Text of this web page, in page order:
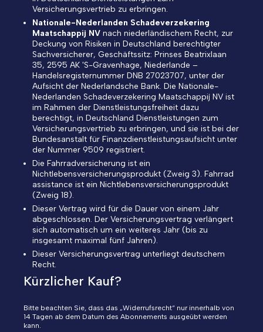
Versicherungsvertrieb zu erbringen.
Nationale-Nederlanden Schadeverzekering
Maatschappij NV nach niederländischem Recht, zur
Deckung von Risiken in Deutschland berechtigter
Sachversicherer, Geschäftssitz: Prinses Beatrixlaan
35, 2595 AK 'S-Gravenhage, Niederlande –
Handelsregisternummer DNB 27023707, unter der
Aufsicht der Nederlandsche Bank. Die Nationale-
Nederlanden Schadeverzekering Maatschappij NV ist
im Rahmen der Dienstleistungsfreiheit dazu
berechtigt, in Deutschland Dienstleistungen zum
Versicherungsvertrieb zu erbringen, und sie ist bei der
Bundesanstalt für Finanzdienstleistungsaufsicht unter
der Nummer 9509 registriert.
Die Fahrradversicherung ist ein
Nichtlebensversicherungsprodukt (Zweig 3). Fahrrad
assistance ist ein Nichtlebensversicherungsprodukt
(Zweig 18).
Dieser Vertrag wird für die Dauer von einem Jahr
abgeschlossen. Der Versicherungsvertrag verlängert
sich automatisch um ein weiteres Jahr (bis zu
insgesamt maximal fünf Jahren).
Dieser Versicherungsvertrag unterliegt deutschem
Recht.
Kürzlicher Kauf?
Bitte beachten Sie, dass das „Widerrufsrecht“ nur innerhalb von
14 Tagen ab dem Datum des Abonnements ausgeübt werden
kann.